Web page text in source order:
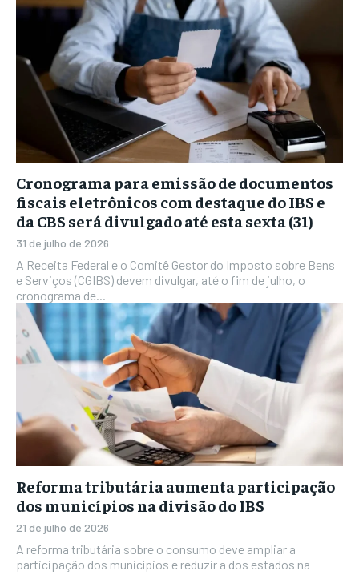
Cronograma para emissão de documentos
fiscais eletrônicos com destaque do IBS e
da CBS será divulgado até esta sexta (31)
31 de julho de 2026
A Receita Federal e o Comitê Gestor do Imposto sobre Bens
e Serviços (CGIBS) devem divulgar, até o fim de julho, o
cronograma de...
Reforma tributária aumenta participação
dos municípios na divisão do IBS
21 de julho de 2026
A reforma tributária sobre o consumo deve ampliar a
participação dos municípios e reduzir a dos estados na